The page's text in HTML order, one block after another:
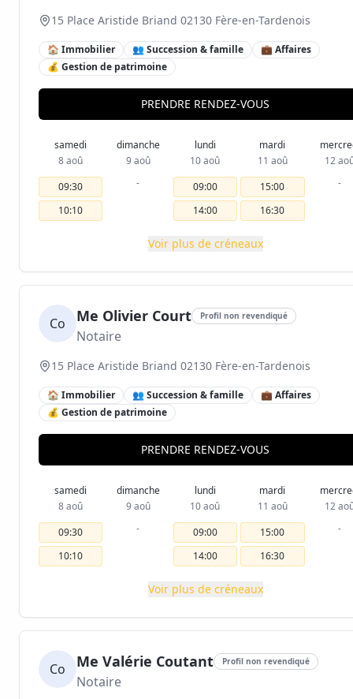
15 Place Aristide Briand 02130 Fère-en-Tardenois
🏠 Immobilier 👥 Succession & famille
💼 Affaires
💰 Gestion de patrimoine
PRENDRE RENDEZ-VOUS
samedi
8 aoû
09:30
10:10
dimanche
9 aoû
-
lundi
10 aoû
09:00
14:00
mardi
11 aoû
15:00
16:30
12
-
Voir plus de créneaux
Co Me Olivier Court Profil non revendiqué
Notaire
15 Place Aristide Briand 02130 Fère-en-Tardenois
🏠 Immobilier 👥 Succession & famille
💼 Affaires
💰 Gestion de patrimoine
PRENDRE RENDEZ-VOUS
samedi
8 aoû
09:30
10:10
dimanche
9 aoû
-
lundi
10 aoû
09:00
14:00
mardi
11 aoû
15:00
16:30
12
-
Voir plus de créneaux
Co Me Valérie Coutant Profil non revendiqué
Notaire